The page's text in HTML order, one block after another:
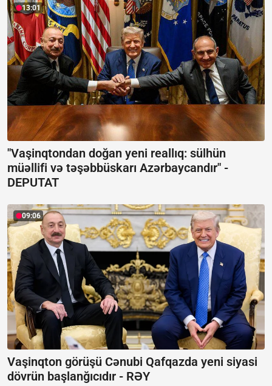
13:01
"Vaşinqtondan doğan yeni reallıq: sülhün
müəllifi və təşəbbüskarı Azərbaycandır" -
DEPUTAT
09:06
Vaşinqton görüşü Cənubi Qafqazda yeni siyasi
dövrün başlanğıcıdır - RƏY